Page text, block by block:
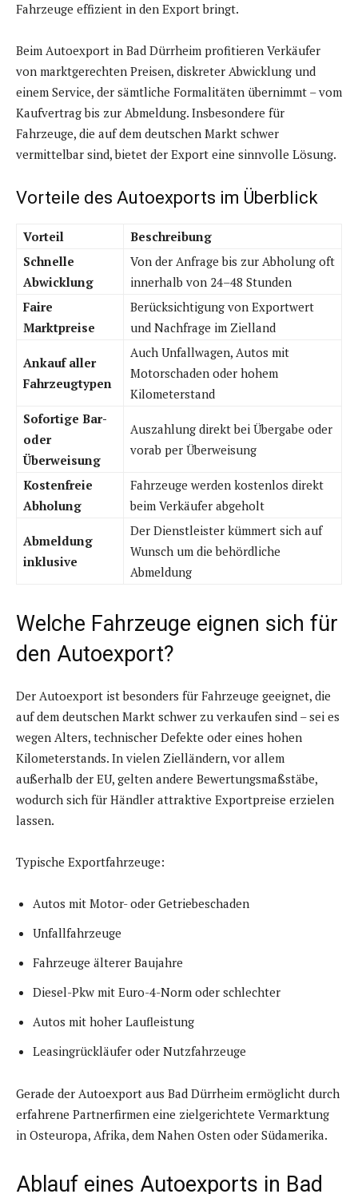
Fahrzeuge effizient in den Export bringt.
Beim Autoexport in Bad Dürrheim profitieren Verkäufer
von marktgerechten Preisen, diskreter Abwicklung und
einem Service, der sämtliche Formalitäten übernimmt – vom
Kaufvertrag bis zur Abmeldung. Insbesondere für
Fahrzeuge, die auf dem deutschen Markt schwer
vermittelbar sind, bietet der Export eine sinnvolle Lösung.
Vorteile des Autoexports im Überblick
Vorteil
Beschreibung
Schnelle
Abwicklung
Von der Anfrage bis zur Abholung oft
innerhalb von 24–48 Stunden
Faire
Marktpreise
Berücksichtigung von Exportwert
und Nachfrage im Zielland
Ankauf aller
Fahrzeugtypen
Auch Unfallwagen, Autos mit
Motorschaden oder hohem
Kilometerstand
Sofortige Bar-
oder
Überweisung
Auszahlung direkt bei Übergabe oder
vorab per Überweisung
Kostenfreie
Abholung
Fahrzeuge werden kostenlos direkt
beim Verkäufer abgeholt
Abmeldung
inklusive
Der Dienstleister kümmert sich auf
Wunsch um die behördliche
Abmeldung
Welche Fahrzeuge eignen sich für
den Autoexport?
Der Autoexport ist besonders für Fahrzeuge geeignet, die
auf dem deutschen Markt schwer zu verkaufen sind – sei es
wegen Alters, technischer Defekte oder eines hohen
Kilometerstands. In vielen Zielländern, vor allem
außerhalb der EU, gelten andere Bewertungsmaßstäbe,
wodurch sich für Händler attraktive Exportpreise erzielen
lassen.
Typische Exportfahrzeuge:
Autos mit Motor- oder Getriebeschaden
Unfallfahrzeuge
Fahrzeuge älterer Baujahre
Diesel-Pkw mit Euro-4-Norm oder schlechter
Autos mit hoher Laufleistung
Leasingrückläufer oder Nutzfahrzeuge
Gerade der Autoexport aus Bad Dürrheim ermöglicht durch
erfahrene Partnerfirmen eine zielgerichtete Vermarktung
in Osteuropa, Afrika, dem Nahen Osten oder Südamerika.
Ablauf eines Autoexports in Bad